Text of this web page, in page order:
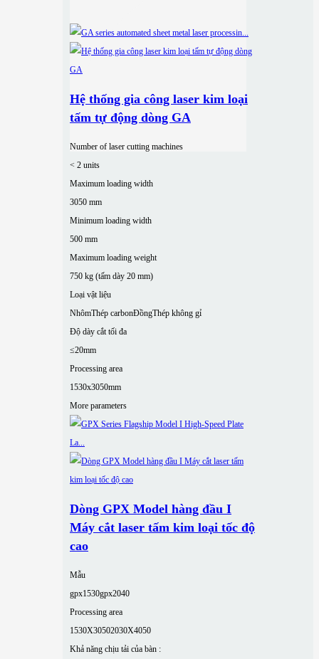
Hệ thống gia công laser kim loại
tấm tự động dòng GA
Number of laser cutting machines
< 2 units
Maximum loading width
3050 mm
Minimum loading width
500 mm
Maximum loading weight
750 kg (tấm dày 20 mm)
Loại vật liệu
NhômThép carbonĐồngThép không gỉ
Độ dày cắt tối đa
≤20mm
Processing area
1530x3050mm
More parameters
Dòng GPX Model hàng đầu I
Máy cắt laser tấm kim loại tốc độ
cao
Mẫu
gpx1530gpx2040
Processing area
1530X30502030X4050
Khả năng chịu tải của bàn :